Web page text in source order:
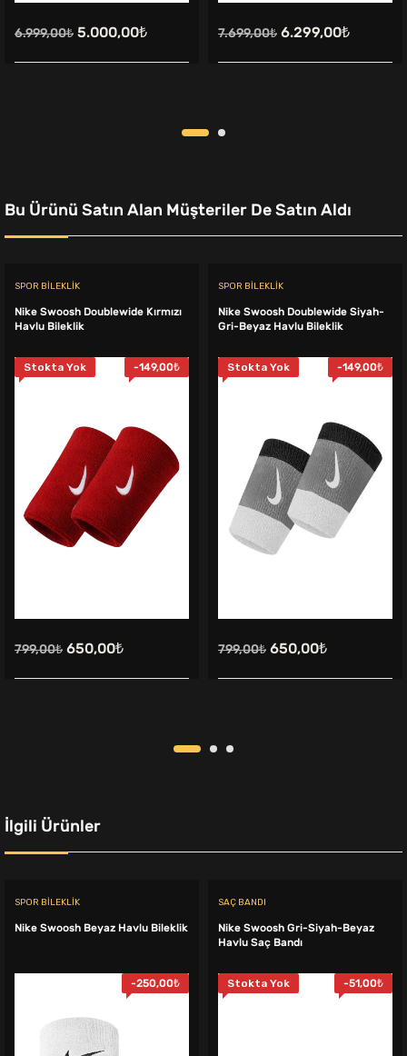
6.999,00₺ Orijinal
fiyat:
5.000,00₺Şu
andaki
7.699,00₺ Orijinal
fiyat:
6.299,00₺Şu
andaki
Bu Ürünü Satın Alan Müşteriler De Satın Aldı
SPOR BILEKLIK
Nike Swoosh Doublewide Kırmızı
Havlu Bileklik
Stokta Yok -149,00₺
799,00₺ Orijinal
fiyat:
650,00₺Şu
andaki
SPOR BILEKLIK
Nike Swoosh Doublewide Siyah-
Gri-Beyaz Havlu Bileklik
Stokta Yok -149,00₺
799,00₺ Orijinal
fiyat:
650,00₺Şu
andaki
İlgili Ürünler
SPOR BILEKLIK
Nike Swoosh Beyaz Havlu Bileklik
-250,00₺
SAÇ BANDI
Nike Swoosh Gri-Siyah-Beyaz
Havlu Saç Bandı
Stokta Yok -51,00₺